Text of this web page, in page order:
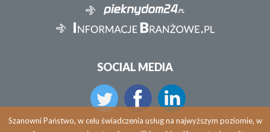
SOCIAL MEDIA
Szanowni Państwo, w celu świadczenia usług na najwyższym poziomie, w